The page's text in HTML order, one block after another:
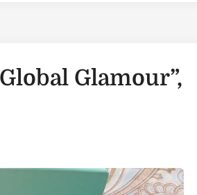
Glamour”,